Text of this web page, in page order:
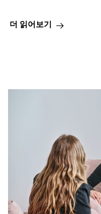
더 읽어보기